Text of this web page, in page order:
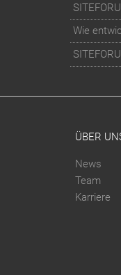
Wie
ÜBER
News
Team
Karriere